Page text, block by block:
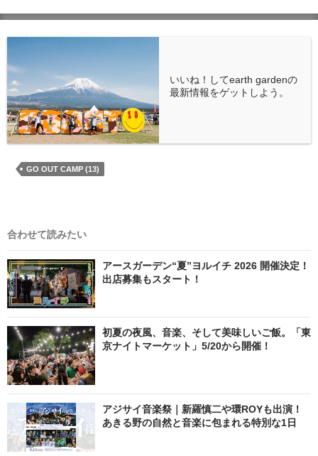
いいね！してearth gardenの
最新情報をゲットしよう。
GO OUT CAMP (13)
合わせて読みたい
アースガーデン“夏”ヨルイチ 2026 開催決定！
出店募集もスタート！
初夏の夜風、音楽、そして美味しいご飯。「東
京ナイトマーケット」5/20から開催！
アジサイ音楽祭｜新羅慎二や環ROYも出演！
あきる野の自然と音楽に包まれる特別な1日